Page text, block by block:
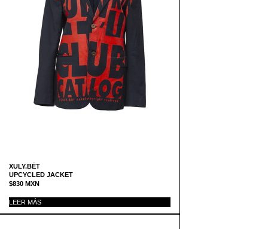
XULY.BËT
UPCYCLED JACKET
$830 MXN
LEER MÁS